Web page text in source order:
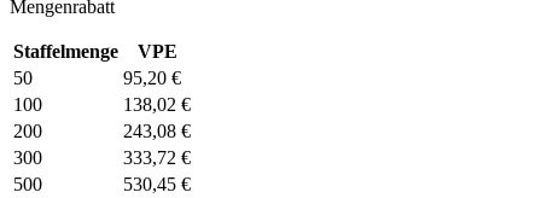
Mengenrabatt
Staffelmenge
VPE
50
95,20 €
100
138,02 €
200
243,08 €
300
333,72 €
500
530,45 €